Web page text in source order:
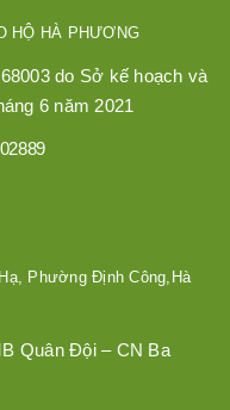
HỘ HÀ PHƯƠNG
do Sở kế hoạch và
6 năm 2021
Phường Định Công,Hà
Quân Đội – CN Ba